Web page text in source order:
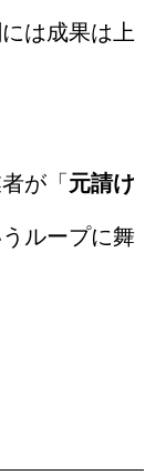
は成果は上
が「 元請け
ループに舞